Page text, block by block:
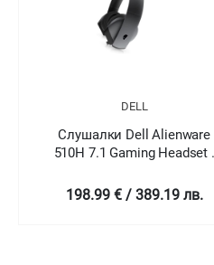
DELL
Слушалки Dell Alienware
510H 7.1 Gaming Headset -
Moon)
198.99 € / 389.19 лв.